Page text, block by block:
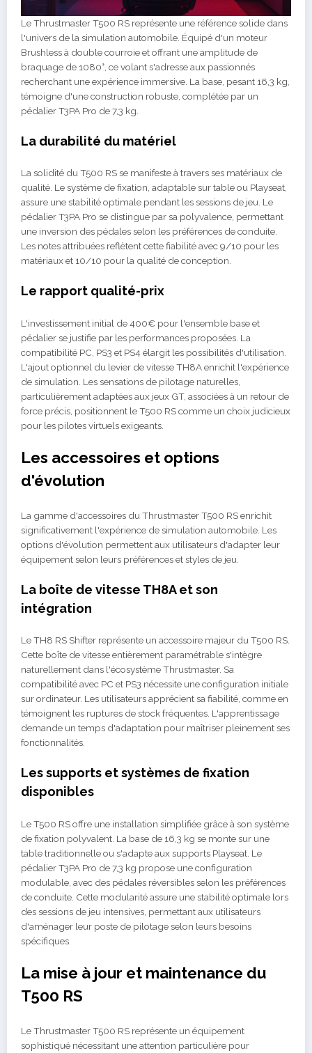
Le Thrustmaster T500 RS représente une référence solide dans
l'univers de la simulation automobile. Équipé d'un moteur
Brushless à double courroie et offrant une amplitude de
braquage de 1080°, ce volant s'adresse aux passionnés
recherchant une expérience immersive. La base, pesant 16,3 kg,
témoigne d'une construction robuste, complétée par un
pédalier T3PA Pro de 7,3 kg.
La durabilité du matériel
La solidité du T500 RS se manifeste à travers ses matériaux de
qualité. Le système de fixation, adaptable sur table ou Playseat,
assure une stabilité optimale pendant les sessions de jeu. Le
pédalier T3PA Pro se distingue par sa polyvalence, permettant
une inversion des pédales selon les préférences de conduite.
Les notes attribuées reflètent cette fiabilité avec 9/10 pour les
matériaux et 10/10 pour la qualité de conception.
Le rapport qualité-prix
L'investissement initial de 400€ pour l'ensemble base et
pédalier se justifie par les performances proposées. La
compatibilité PC, PS3 et PS4 élargit les possibilités d'utilisation.
L'ajout optionnel du levier de vitesse TH8A enrichit l'expérience
de simulation. Les sensations de pilotage naturelles,
particulièrement adaptées aux jeux GT, associées à un retour de
force précis, positionnent le T500 RS comme un choix judicieux
pour les pilotes virtuels exigeants.
Les accessoires et options
d'évolution
La gamme d'accessoires du Thrustmaster T500 RS enrichit
significativement l'expérience de simulation automobile. Les
options d'évolution permettent aux utilisateurs d'adapter leur
équipement selon leurs préférences et styles de jeu.
La boîte de vitesse TH8A et son
intégration
Le TH8 RS Shifter représente un accessoire majeur du T500 RS.
Cette boîte de vitesse entièrement paramétrable s'intègre
naturellement dans l'écosystème Thrustmaster. Sa
compatibilité avec PC et PS3 nécessite une configuration initiale
sur ordinateur. Les utilisateurs apprécient sa fiabilité, comme en
témoignent les ruptures de stock fréquentes. L'apprentissage
demande un temps d'adaptation pour maîtriser pleinement ses
fonctionnalités.
Les supports et systèmes de fixation
disponibles
Le T500 RS offre une installation simplifiée grâce à son système
de fixation polyvalent. La base de 16,3 kg se monte sur une
table traditionnelle ou s'adapte aux supports Playseat. Le
pédalier T3PA Pro de 7,3 kg propose une configuration
modulable, avec des pédales réversibles selon les préférences
de conduite. Cette modularité assure une stabilité optimale lors
des sessions de jeu intensives, permettant aux utilisateurs
d'aménager leur poste de pilotage selon leurs besoins
spécifiques.
La mise à jour et maintenance du
T500 RS
Le Thrustmaster T500 RS représente un équipement
sophistiqué nécessitant une attention particulière pour